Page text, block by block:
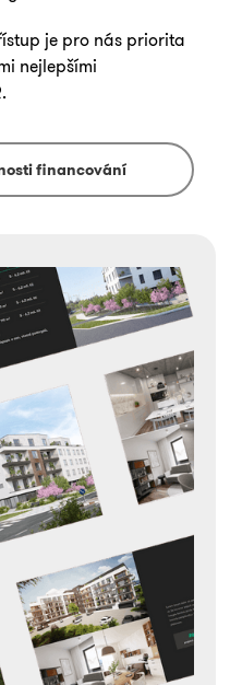
je pro nás priorita
nejlepšími
financování